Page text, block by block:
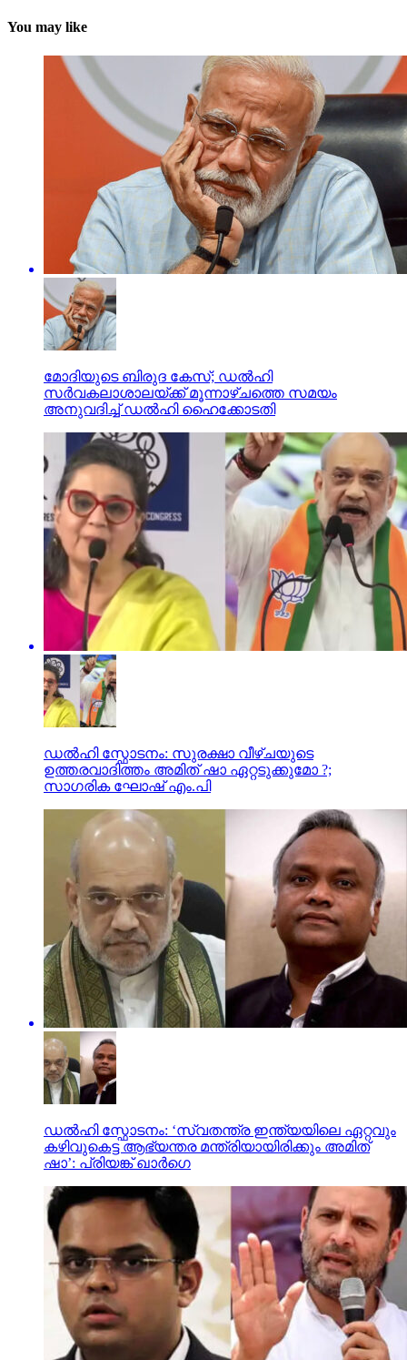
You may like
മോദിയുടെ ബിരുദ കേസ്; ഡല്‍ഹി
സര്‍വകലാശാലയ്ക്ക് മൂന്നാഴ്ചത്തെ സമയം
അനുവദിച്ച് ഡല്‍ഹി ഹൈക്കോടതി
ഡൽഹി സ്ഫോടനം: സുരക്ഷാ വീഴ്ചയുടെ
ഉത്തരവാദിത്തം അമിത് ഷാ ഏറ്റടുക്കുമോ ?;
സാഗരിക ഘോഷ് എം.പി
ഡല്‍ഹി സ്ഫോടനം: ‘സ്വതന്ത്ര ഇന്ത്യയിലെ ഏറ്റവും
കഴിവുകെട്ട ആഭ്യന്തര മന്ത്രിയായിരിക്കും അമിത്
ഷാ’: പ്രിയങ്ക് ഖാർഗെ